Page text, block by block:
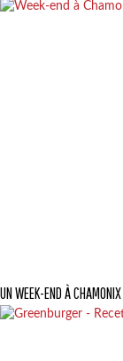
UN WEEK-END À CHAMONIX